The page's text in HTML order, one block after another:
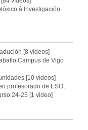
á Investigación
[8 vídeos]
de Vigo
[10 vídeos]
profesorado de ESO,
24-25 [1 video]